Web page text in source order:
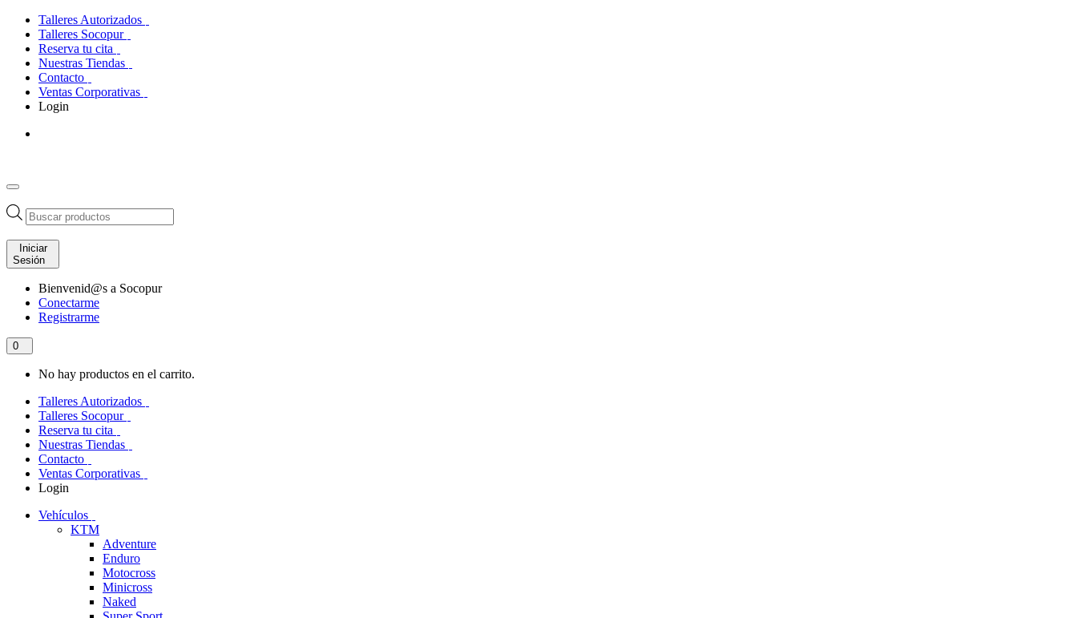
Talleres Autorizados
Talleres Socopur
Reserva tu cita
Nuestras Tiendas
Contacto
Ventas Corporativas
Login
Búsqueda
de
productos
Iniciar
Sesión
Bienvenid@s a Socopur
Conectarme
Registrarme
0
No hay productos en el carrito.
Talleres Autorizados
Talleres Socopur
Reserva tu cita
Nuestras Tiendas
Contacto
Ventas Corporativas
Login
Vehículos
KTM
Adventure
Enduro
Motocross
Minicross
Naked